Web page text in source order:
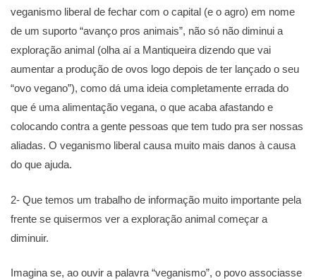
veganismo liberal de fechar com o capital (e o agro) em nome
de um suporto “avanço pros animais”, não só não diminui a
exploração animal (olha aí a Mantiqueira dizendo que vai
aumentar a produção de ovos logo depois de ter lançado o seu
“ovo vegano”), como dá uma ideia completamente errada do
que é uma alimentação vegana, o que acaba afastando e
colocando contra a gente pessoas que tem tudo pra ser nossas
aliadas. O veganismo liberal causa muito mais danos à causa
do que ajuda.
2- Que temos um trabalho de informação muito importante pela
frente se quisermos ver a exploração animal começar a
diminuir.
Imagina se, ao ouvir a palavra “veganismo”, o povo associasse